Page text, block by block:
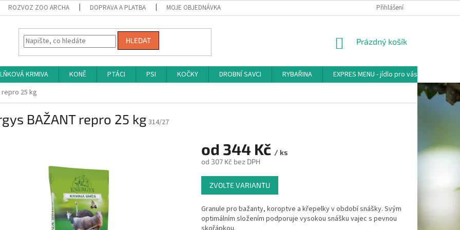
ROZVOZ ZOO ARCHA DOPRAVA A PLATBA MOJE OBJEDNÁVKA Přihlášení
HLEDAT
NÁKUPNÍ
Prázdný košík
KRMIVA KONĚ PTÁCI PSI KOČKY DROBNÍ SAVCI RYBAŘINA EXPRES MENU - jídlo pro vás
repro 25 kg
BAŽANT repro 25 kg 314/27
od 344 Kč / ks
od 307 Kčbez DPH
Měrná
cena:
ZVOLTE VARIANTU
Granule pro bažanty, koroptve a křepelky v období snášky. Svým
optimálním složením podporuje vysokou snášku vajec s pevnou